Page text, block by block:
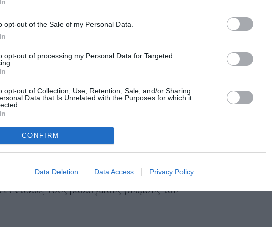
opt-out of the Sale of my Personal Data.
opt-out of processing my Personal Data for Targeted
opt-out of Collection, Use, Retention, Sale, and/or Sharing
Data that Is Unrelated with the Purposes for which it
CONFIRM
Data Deletion Data Access Privacy Policy
της ελευθερίας του πλανήτη Δία, ενώ ο
εργατικότητα του πλανήτη Κρόνου. Για
δεν ταιριάζουν πολύ μεταξύ τους, αλλά
ύπνο. Ο Τοξότης απολαμβάνει τόσο τη
το «ναι» και σε προτάσεις της τελευταίας
σε ένα ολονύχτιο πάρτι. Ο Αιγόκερως, από
υποχρεώσεις του, οπότε θα είναι πολύ
του ύπνου του (κοιμάμαι νωρίς, ξυπνάω
Θα πρέπει να προσπαθήσουν ώστε η
με λίγο αυθορμητισμό τη ρουτίνα ενός
εντελώς τους βιολογικούς ρυθμούς του